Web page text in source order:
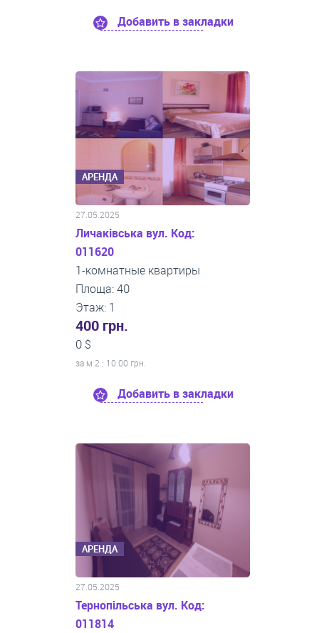
Добавить в закладки
АРЕНДА
27.05.2025
Личаківська вул. Код:
011620
1-комнатные квартиры
Площа: 40
Этаж: 1
400 грн.
0 $
за м 2 : 10.00 грн.
Добавить в закладки
АРЕНДА
27.05.2025
Тернопільська вул. Код:
011814